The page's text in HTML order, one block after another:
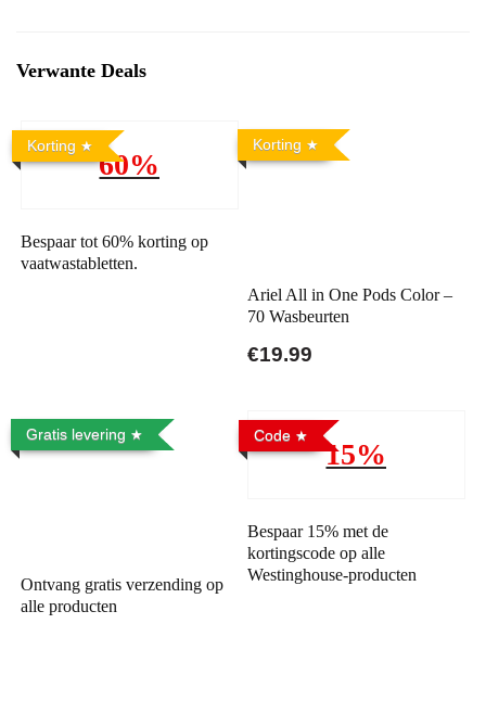
Verwante Deals
Korting
60%
Bespaar tot 60% korting op
vaatwastabletten.
Korting
Ariel All in One Pods Color –
70 Wasbeurten
€19.99
Gratis levering
Ontvang gratis verzending op
alle producten
Code
15%
Bespaar 15% met de
kortingscode op alle
Westinghouse-producten